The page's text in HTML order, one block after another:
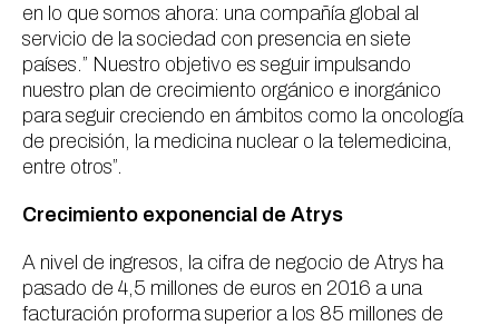
en lo que somos ahora: una compañía global al
servicio de la sociedad con presencia en siete
países.” Nuestro objetivo es seguir impulsando
nuestro plan de crecimiento orgánico e inorgánico
para seguir creciendo en ámbitos como la oncología
de precisión, la medicina nuclear o la telemedicina,
entre otros”.
Crecimiento exponencial de Atrys
A nivel de ingresos, la cifra de negocio de Atrys ha
pasado de 4,5 millones de euros en 2016 a una
facturación proforma superior a los 85 millones de